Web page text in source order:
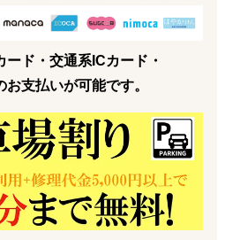
ド・交通系ICカード・
支払いが可能です。